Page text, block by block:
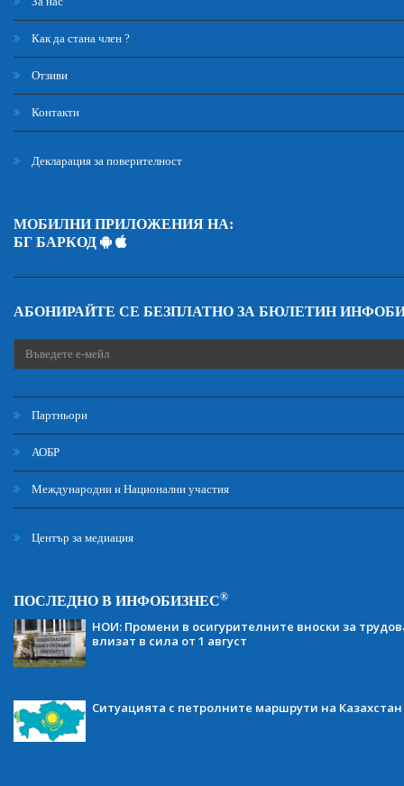
Как да стана член ?
Отзиви
Контакти
Декларация за поверителност
МОБИЛНИ ПРИЛОЖЕНИЯ НА:
БГ БАРКОД
АБОНИРАЙТЕ СЕ БЕЗПЛАТНО ЗА БЮЛЕТИН
Партньори
АОБР
Международни и Национални участия
Център за медиация
ПОСЛЕДНО В ИНФОБИЗНЕС®
НОИ: Промени в осигурителните вноски за
влизат в сила от 1 август
Ситуацията с петролните маршрути на Казахстан